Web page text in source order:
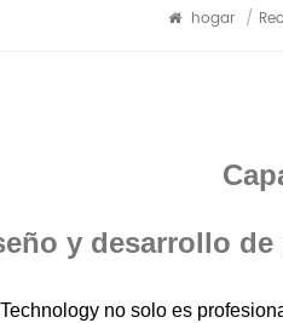
hogar /
y desarrollo
Technology no solo es